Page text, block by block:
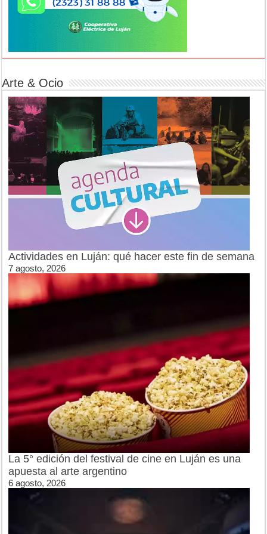
Arte & Ocio
Actividades en Luján: qué hacer este fin de semana
7 agosto, 2026
La 5° edición del festival de cine en Luján es una
apuesta al arte argentino
6 agosto, 2026